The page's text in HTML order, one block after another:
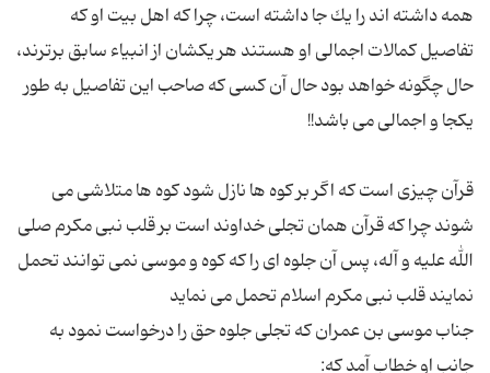
همه داشته اند را یك جا داشته است، چرا كه اهل بیت او كه
تفاصیل كمالات اجمالی او هستند هر یكشان از انبیاء سابق برترند،
حال چگونه خواهد بود حال آن کسی كه صاحب این تفاصیل به طور
قرآن چیزی است كه اگر بر كوه ها نازل شود كوه ها متلاشی می
شوند چرا كه قرآن همان تجلی خداوند است بر قلب نبی مكرم صلی
الله علیه و آله، پس آن جلوه ای را كه كوه و موسی نمی توانند تحمل
جناب موسی بن عمران كه تجلی جلوه حق را درخواست نمود به